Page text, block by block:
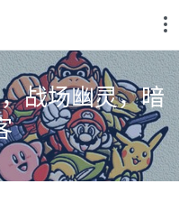
战场幽灵，暗